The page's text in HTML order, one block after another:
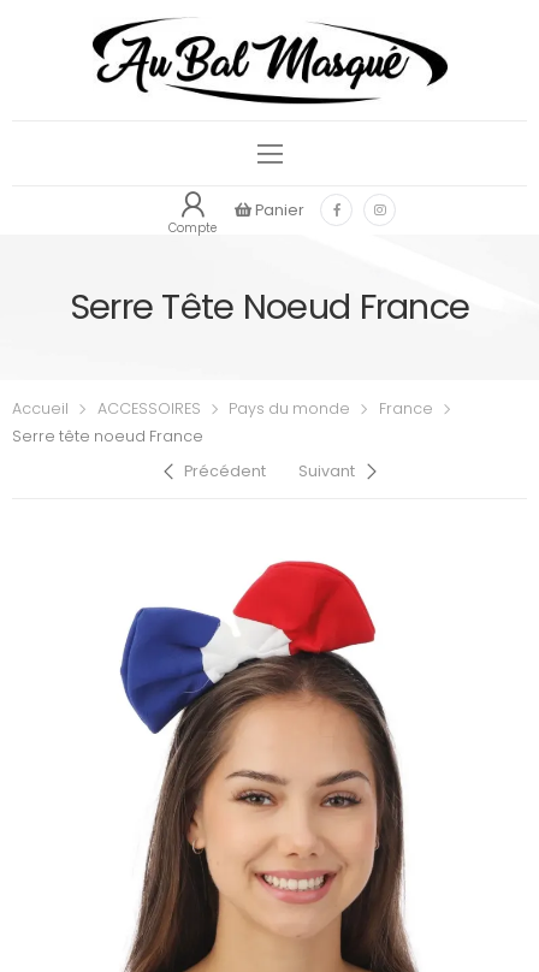
Compte
Panier
Serre Tête Noeud France
Accueil ACCESSOIRES Pays du monde
France
Serre tête noeud France
Précédent
Suivant